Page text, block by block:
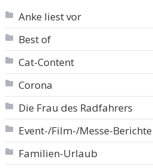
Anke liest vor
Best of
Cat-Content
Corona
Die Frau des Radfahrers
Event-/Film-/Messe-Berichte
Familien-Urlaub